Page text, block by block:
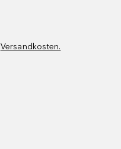
Versandkosten.